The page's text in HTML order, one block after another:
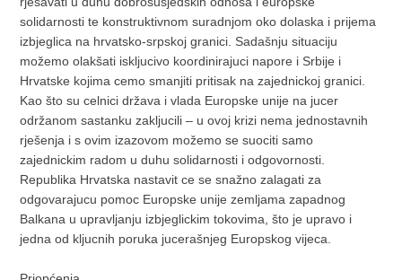
solidarnosti te konstruktivnom suradnjom oko dolaska i prijema
izbjeglica na hrvatsko-srpskoj granici. Sadašnju situaciju
možemo olakšati iskljucivo koordinirajuci napore i Srbije i
Hrvatske kojima cemo smanjiti pritisak na zajednickoj granici.
Kao što su celnici država i vlada Europske unije na jucer
održanom sastanku zakljucili – u ovoj krizi nema jednostavnih
rješenja i s ovim izazovom možemo se suociti samo
zajednickim radom u duhu solidarnosti i odgovornosti.
Republika Hrvatska nastavit ce se snažno zalagati za
odgovarajucu pomoc Europske unije zemljama zapadnog
Balkana u upravljanju izbjeglickim tokovima, što je upravo i
jedna od kljucnih poruka jucerašnjeg Europskog vijeca.